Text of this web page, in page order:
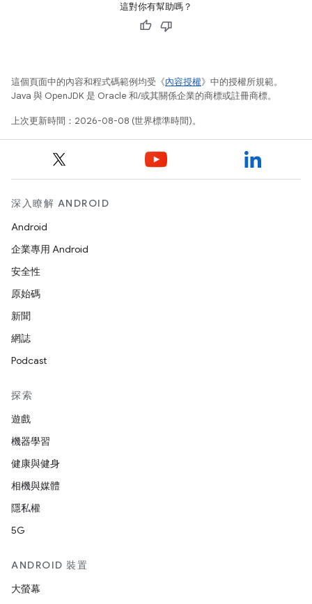
這對你有幫助嗎？
這個頁面中的內容和程式碼範例均受《內容授權》中的授權所規範。
Java 與 OpenJDK 是 Oracle 和/或其關係企業的商標或註冊商標。
上次更新時間：2026-08-08 (世界標準時間)。
深入瞭解 ANDROID
Android
企業專用 Android
安全性
原始碼
新聞
網誌
Podcast
探索
遊戲
機器學習
健康與健身
相機與媒體
隱私權
5G
ANDROID 裝置
大螢幕